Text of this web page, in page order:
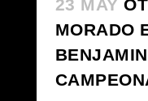
23 MAY
MORADO